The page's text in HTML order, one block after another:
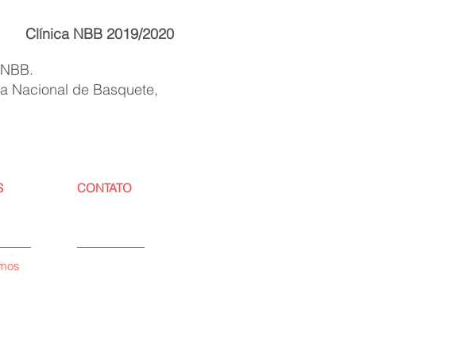
Clínica NBB 2019/2020
Nacional de Basquete,
CONTATO